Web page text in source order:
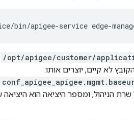
bin/apigee-service edge-
/opt/apigee/customer/
הניהול, ומספר היציאה הוא היציאה